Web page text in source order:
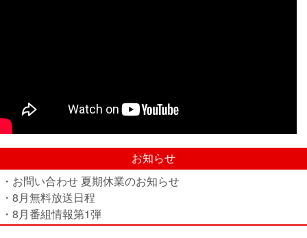
お知らせ
・お問い合わせ 夏期休業のお知らせ
・8月無料放送日程
・8月番組情報第1弾